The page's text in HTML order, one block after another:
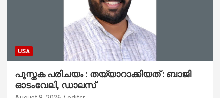
USA
പുസ്തക പരിചയം : തയ്യാറാക്കിയത് : ബാജി
ഓടംവേലി, ഡാലസ്